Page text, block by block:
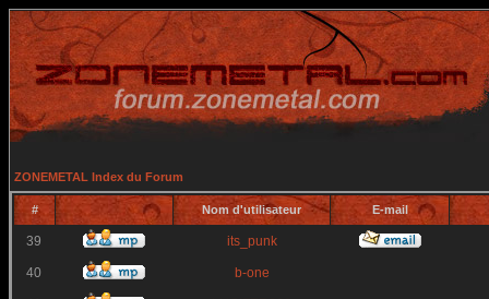
ZONEMETAL Index du Forum
# Nom d'utilisateur E-mail
39 its_punk
40 b-one